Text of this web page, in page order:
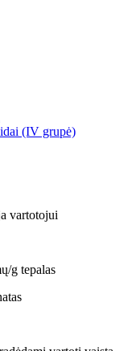
(IV grupė)
vartotojui
g tepalas